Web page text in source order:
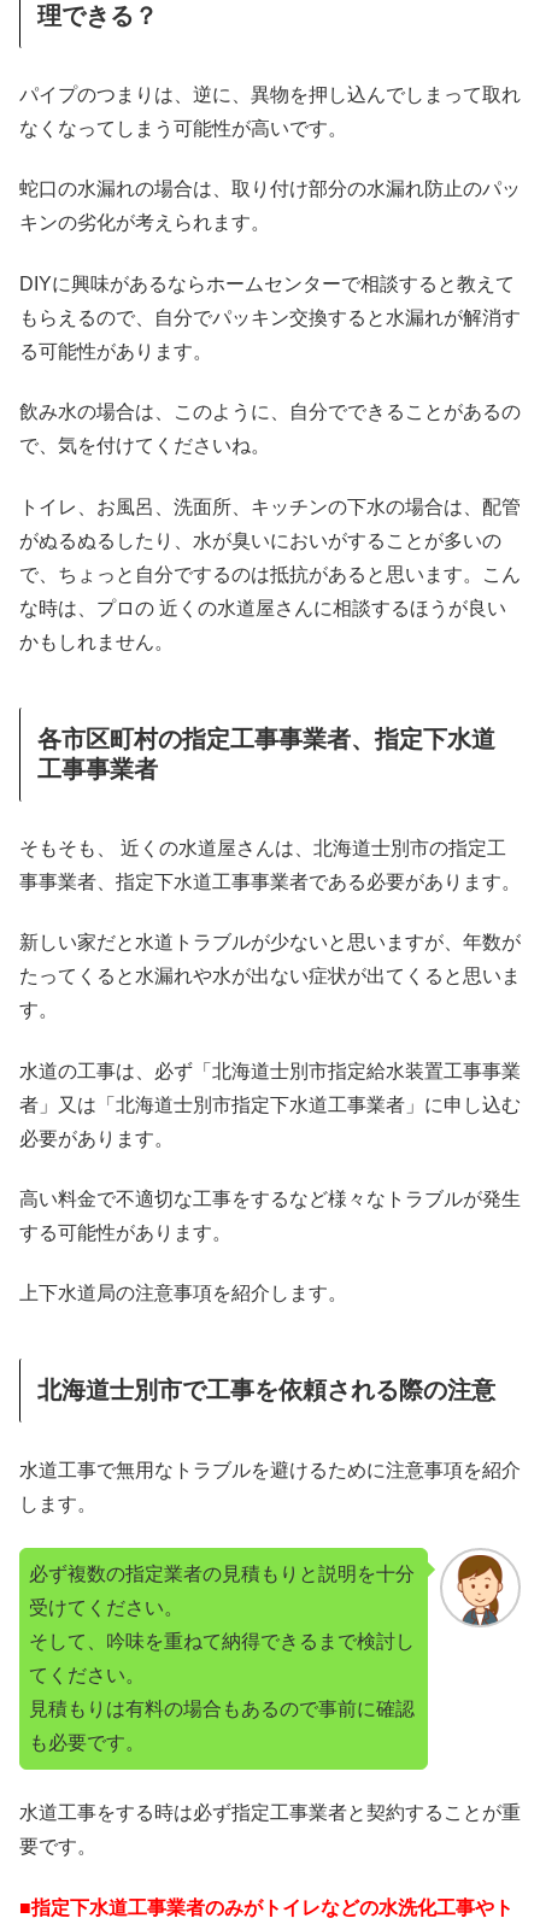
理できる？
パイプのつまりは、逆に、異物を押し込んでしまって取れ
なくなってしまう可能性が高いです。
蛇口の水漏れの場合は、取り付け部分の水漏れ防止のパッ
キンの劣化が考えられます。
DIYに興味があるならホームセンターで相談すると教えて
もらえるので、自分でパッキン交換すると水漏れが解消す
る可能性があります。
飲み水の場合は、このように、自分でできることがあるの
で、気を付けてくださいね。
トイレ、お風呂、洗面所、キッチンの下水の場合は、配管
がぬるぬるしたり、水が臭いにおいがすることが多いの
で、ちょっと自分でするのは抵抗があると思います。こん
な時は、プロの 近くの水道屋さんに相談するほうが良い
かもしれません。
各市区町村の指定工事事業者、指定下水道
工事事業者
そもそも、 近くの水道屋さんは、北海道士別市の指定工
事事業者、指定下水道工事事業者である必要があります。
新しい家だと水道トラブルが少ないと思いますが、年数が
たってくると水漏れや水が出ない症状が出てくると思いま
す。
水道の工事は、必ず「北海道士別市指定給水装置工事事業
者」又は「北海道士別市指定下水道工事業者」に申し込む
必要があります。
高い料金で不適切な工事をするなど様々なトラブルが発生
する可能性があります。
上下水道局の注意事項を紹介します。
北海道士別市で工事を依頼される際の注意
水道工事で無用なトラブルを避けるために注意事項を紹介
します。
必ず複数の指定業者の見積もりと説明を十分
受けてください。
そして、吟味を重ねて納得できるまで検討し
てください。
見積もりは有料の場合もあるので事前に確認
も必要です。
水道工事をする時は必ず指定工事業者と契約することが重
要です。
■指定下水道工事業者のみがトイレなどの水洗化工事やト